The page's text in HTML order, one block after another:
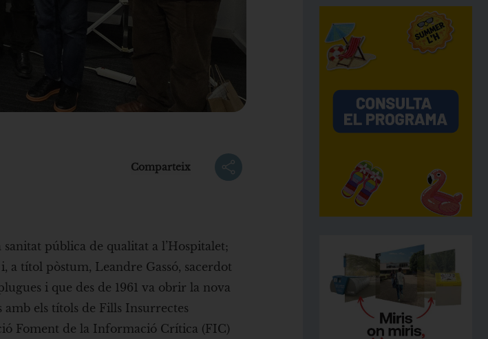
Comparteix
pública de qualitat a l’Hospitalet;
a títol pòstum, Leandre Gassó, sacerdot
i que des de 1961 va obrir la nova
amb els títols de Fills Insurrectes
Foment de la Informació Crítica (FIC)